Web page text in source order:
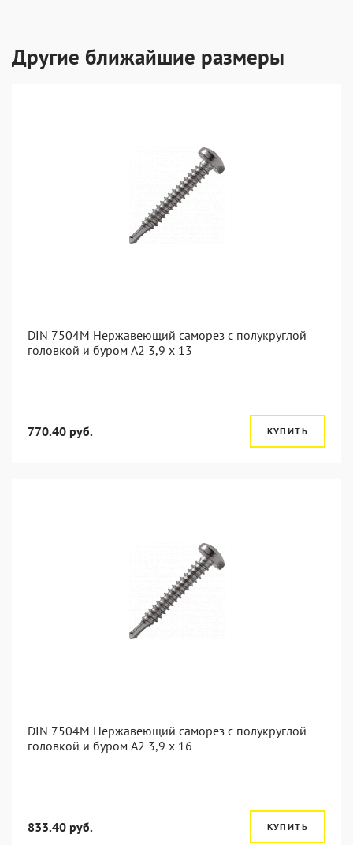
Другие ближайшие размеры
DIN 7504M Нержавеющий саморез с полукруглой
головкой и буром А2 3,9 x 13
770.40 руб. КУПИТЬ
DIN 7504M Нержавеющий саморез с полукруглой
головкой и буром А2 3,9 x 16
833.40 руб. КУПИТЬ